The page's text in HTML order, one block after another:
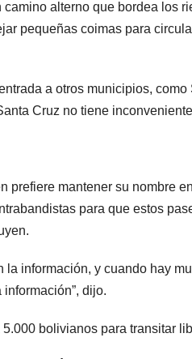
alterno que bordea los
pequeñas coimas para
a otros municipios, como
Cruz no tiene
prefiere mantener su nombre
para que estos
información, y cuando hay
dijo.
bolivianos para transitar